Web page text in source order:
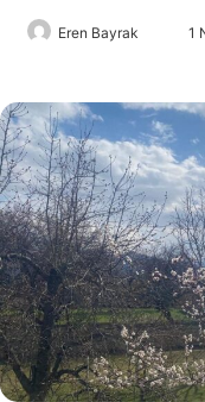
Eren Bayrak 1